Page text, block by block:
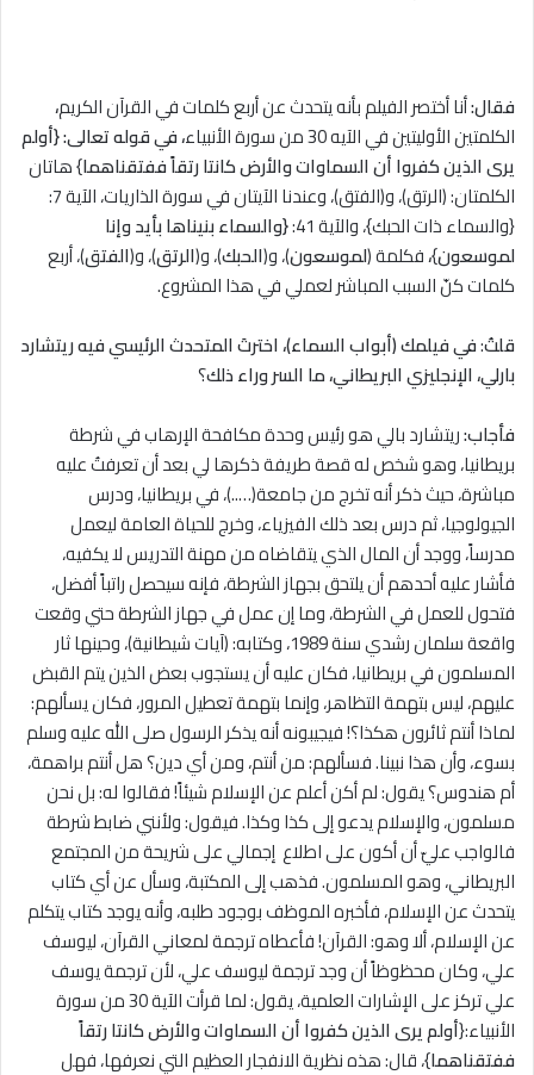
فقال:أنا أختصر الفيلم بأنه يتحدث عن أربع كلمات في القرآن الكريم،
الكلمتين الأوليتين في الآيه 30 من سورة الأنبياء
، في قوله تعالى: {أولم
يرى الذين كفروا أن السماوات والأرض كانتا رتقاً ففتقناهما} هاتان
الكلمتان: (الرتق)، و(الفتق)، وعندنا الآيتان في سورة الذاريات، الآية 7:
{والسماء ذات الحبك}، والآية 41:
{والسماء بنيناها بأيد وإنا
لموسعون}،فكلمة (لموسعون)، و(الحبك)، و(الرتق)، و(الفتق)، أربع
كلمات كنّ السبب المباشر لعملي في هذا المشروع.
قلتُ:في فيلمك (أبواب السماء)، اخترتَ المتحدث الرئيسي فيه ريتشارد
بارلي، الإنجليزي البريطاني، ما السر وراء ذلك؟
فأجاب:ريتشارد بالي هو رئيس وحدة مكافحة الإرهاب في شرطة
بريطانيا، وهو شخص له قصة طريفة ذكرها لي بعد أن تعرفتُ عليه
مباشرة، حيث ذكر أنه تخرج من جامعة(…..)، في بريطانيا، ودرس
الجيولوجيا، ثم درس بعد ذلك الفيزياء، وخرج للحياة العامة ليعمل
مدرساً، ووجد أن المال الذي يتقاضاه من مهنة التدريس ﻻ يكفيه،
فأشار عليه أحدهم أن يلتحق بجهاز الشرطة، فإنه سيحصل راتباً أفضل،
فتحول للعمل في الشرطة، وما إن عمل في جهاز الشرطة حتي وقعت
واقعة سلمان رشدي سنة 1989، وكتابه: (آيات شيطانية)، وحينها ثار
المسلمون في بريطانيا، فكان عليه أن يستجوب بعض الذين يتم القبض
عليهم، ليس بتهمة التظاهر، وإنما بتهمة تعطيل المرور، فكان يسألهم:
لماذا أنتم ثائرون هكذا؟! فيجيبونه أنه يذكر الرسول صلى الله عليه وسلم
بسوء، وأن هذا نبينا. فسألهم: من أنتم، ومن أي دين؟ هل أنتم براهمة،
أم هندوس؟ يقول: لم أكن أعلم عن الإسلام شيئاً! فقالوا له: بل نحن
مسلمون، والإسلام يدعو إلى كذا وكذا. فيقول: ولأنني ضابط شرطة
فالواجب عليّ أن أكون على اطلاع إجمالي على شريحة من المجتمع
البريطاني، وهو المسلمون. فذهب إلى المكتبة، وسأل عن أي كتاب
يتحدث عن الإسلام، فأخبره الموظف بوجود طلبه، وأنه يوجد كتاب يتكلم
عن الإسلام، ألا وهو: القرآن! فأعطاه ترجمة لمعاني القرآن، ليوسف
علي، وكان محظوظاً أن وجد ترجمة ليوسف علي، لأن ترجمة يوسف
علي تركز على الإشارات العلمية، يقول: لما قرأت الآية 30 من سورة
الأنبياء:{أولم يرى الذين كفروا أن السماوات والأرض كانتا رتقاً
ففتقناهما}، قال: هذه نظرية الانفجار العظيم التي نعرفها، فهل